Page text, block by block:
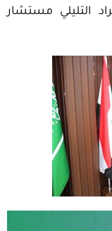
التليلي مستشار